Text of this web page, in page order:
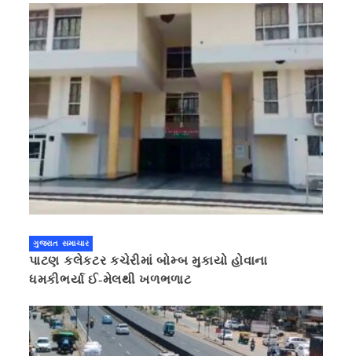
ગુજરાત સમાચાર
પાટણ કલેકટર કચેરીમાં બોમ્બ મુકાયો હોવાના
ધમકીભર્યા ઈ-મેલથી ખળભળાટ